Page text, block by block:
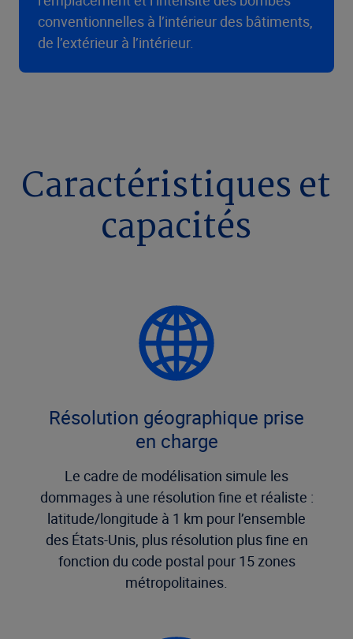
conventionnelles à l’intérieur des bâtiments,
de l’extérieur à l’intérieur.
Caractéristiques et
capacités
Résolution géographique prise
en charge
Le cadre de modélisation simule les
dommages à une résolution fine et réaliste :
latitude/longitude à 1 km pour l’ensemble
des États-Unis, plus résolution plus fine en
fonction du code postal pour 15 zones
métropolitaines.